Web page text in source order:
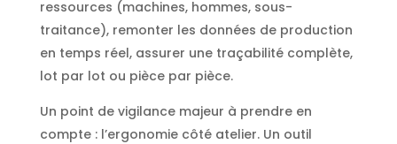
ressources (machines, hommes, sous-
traitance), remonter les données de production
en temps réel, assurer une traçabilité complète,
lot par lot ou pièce par pièce.
Un point de vigilance majeur à prendre en
compte : l’ergonomie côté atelier. Un outil